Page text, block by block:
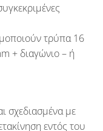
τρύπα 16
+ διαγώνιο – ή
σχεδιασμένα με
εντός του